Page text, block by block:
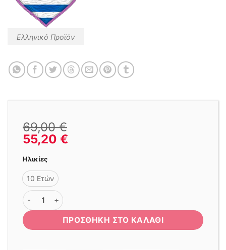
Ελληνικό Προϊόν
69,00€
55,20 €
Ηλικίες
10 Ετών
ΠΑΛΤΟ ΜΠΡΟΚΑΡ ΜΑΥΡΟ ποσότητα
ΠΡΟΣΘΉΚΗ ΣΤΟ ΚΑΛΆΘΙ